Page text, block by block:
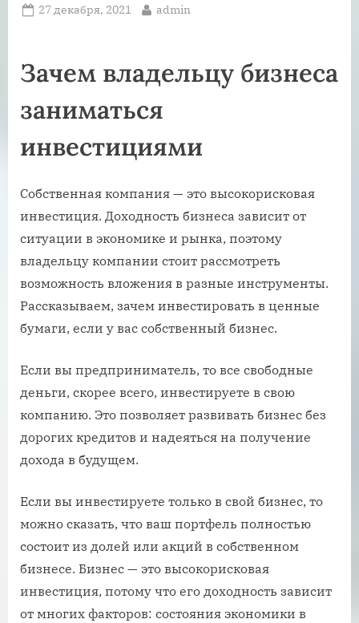
Posted
27 декабря, 2021 By
admin
Зачем владельцу бизнеса
заниматься
инвестициями
Собственная компания — это высокорисковая
инвестиция. Доходность бизнеса зависит от
ситуации в экономике и рынка, поэтому
владельцу компании стоит рассмотреть
возможность вложения в разные инструменты.
Рассказываем, зачем инвестировать в ценные
бумаги, если у вас собственный бизнес.
Если вы предприниматель, то все свободные
деньги, скорее всего, инвестируете в свою
компанию. Это позволяет развивать бизнес без
дорогих кредитов и надеяться на получение
дохода в будущем.
Если вы инвестируете только в свой бизнес, то
можно сказать, что ваш портфель полностью
состоит из долей или акций в собственном
бизнесе. Бизнес — это высокорисковая
инвестиция, потому что его доходность зависит
от многих факторов: состояния экономики в